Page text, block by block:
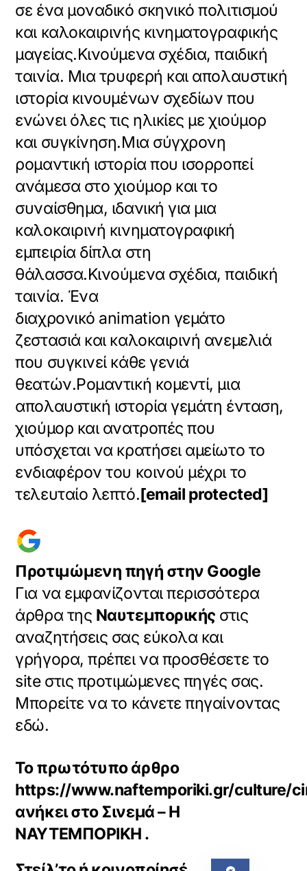
σε ένα μοναδικό σκηνικό πολιτισμού
και καλοκαιρινής κινηματογραφικής
μαγείας.Κινούμενα σχέδια, παιδική
ταινία. Μια τρυφερή και απολαυστική
ιστορία κινουμένων σχεδίων που
ενώνει όλες τις ηλικίες με χιούμορ
και συγκίνηση.Μια σύγχρονη
ρομαντική ιστορία που ισορροπεί
ανάμεσα στο χιούμορ και το
συναίσθημα, ιδανική για μια
καλοκαιρινή κινηματογραφική
εμπειρία δίπλα στη
θάλασσα.Κινούμενα σχέδια, παιδική
ταινία. Ένα
διαχρονικό animation γεμάτο
ζεστασιά και καλοκαιρινή ανεμελιά
που συγκινεί κάθε γενιά
θεατών.Ρομαντική κομεντί, μια
απολαυστική ιστορία γεμάτη ένταση,
χιούμορ και ανατροπές που
υπόσχεται να κρατήσει αμείωτο το
ενδιαφέρον του κοινού μέχρι το
τελευταίο λεπτό.[email protected]
Προτιμώμενη πηγή στην Google
Για να εμφανίζονται περισσότερα
άρθρα της Ναυτεμπορικής στις
αναζητήσεις σας εύκολα και
γρήγορα, πρέπει να προσθέσετε το
site στις προτιμώμενες πηγές σας.
Μπορείτε να το κάνετε πηγαίνοντας
εδώ.
Το πρωτότυπο άρθρο
https://www.naftemporiki.gr/culture/
ανήκει στοΣινεμά – Η
ΝΑΥΤΕΜΠΟΡΙΚΗ .